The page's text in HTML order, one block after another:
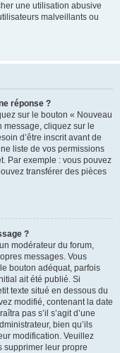
une utilisation abusive
malveillants ou
réponse ?
sur le bouton « Nouveau
message, cliquez sur le
d’être inscrit avant de
liste de vos permissions
Par exemple : vous pouvez
transférer des pièces
?
modérateur du forum,
messages. Vous
bouton adéquat, parfois
ait été publié. Si
texte situé en dessous du
modifié, contenant la date
pas s’il s’agit d’une
bien qu’ils
modification. Veuillez
supprimer leur propre